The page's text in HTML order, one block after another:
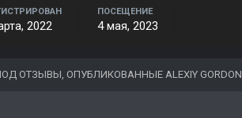
2022
ПОСЕЩЕНИЕ
4 мая, 2023
ОТЗЫВЫ, ОПУБЛИКОВАННЫЕ ALEXIY GORDON